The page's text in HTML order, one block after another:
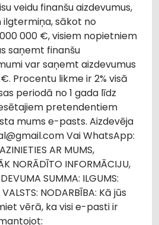
veidu finanšu aizdevumus,
ilgtermiņa, sākot no
000 €, visiem nopietniem
saņemt finanšu
var saņemt aizdevumus
Procentu likme ir 2% visā
periodā no 1 gada līdz
pretendentiem
mums e-pasts. Aizdevēja
Vai WhatsApp:
AR MUMS,
NORĀDĪTO INFORMĀCIJU,
SUMMA: ILGUMS:
NODARBĪBA: Kā jūs
vērā, ka visi e-pasti ir